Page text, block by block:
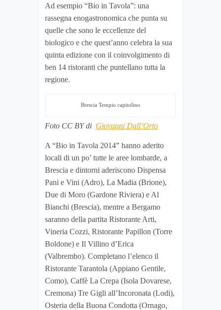
Ad esempio “Bio in Tavola”: una
rassegna enogastronomica che punta su
quelle che sono le eccellenze del
biologico e che quest’anno celebra la sua
quinta edizione con il coinvolgimento di
ben 14 ristoranti che puntellano tutta la
regione.
Brescia Tempio capitolino
Foto CC BY di Giovanni Dall’Orto
A “Bio in Tavola 2014” hanno aderito
locali di un po’ tutte le aree lombarde, a
Brescia e dintorni aderiscono Dispensa
Pani e Vini (Adro), La Madia (Brione),
Due di Moro (Gardone Riviera) e Al
Bianchi (Brescia), mentre a Bergamo
saranno della partita Ristorante Arti,
Vineria Cozzi, Ristorante Papillon (Torre
Boldone) e Il Villino d’Erica
(Valbrembo). Completano l’elenco il
Ristorante Tarantola (Appiano Gentile,
Como), Caffè La Crepa (Isola Dovarese,
Cremona) Tre Gigli all’Incoronata (Lodi),
Osteria della Buona Condotta (Ornago,